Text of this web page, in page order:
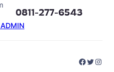
0811-277-6543
Twitter